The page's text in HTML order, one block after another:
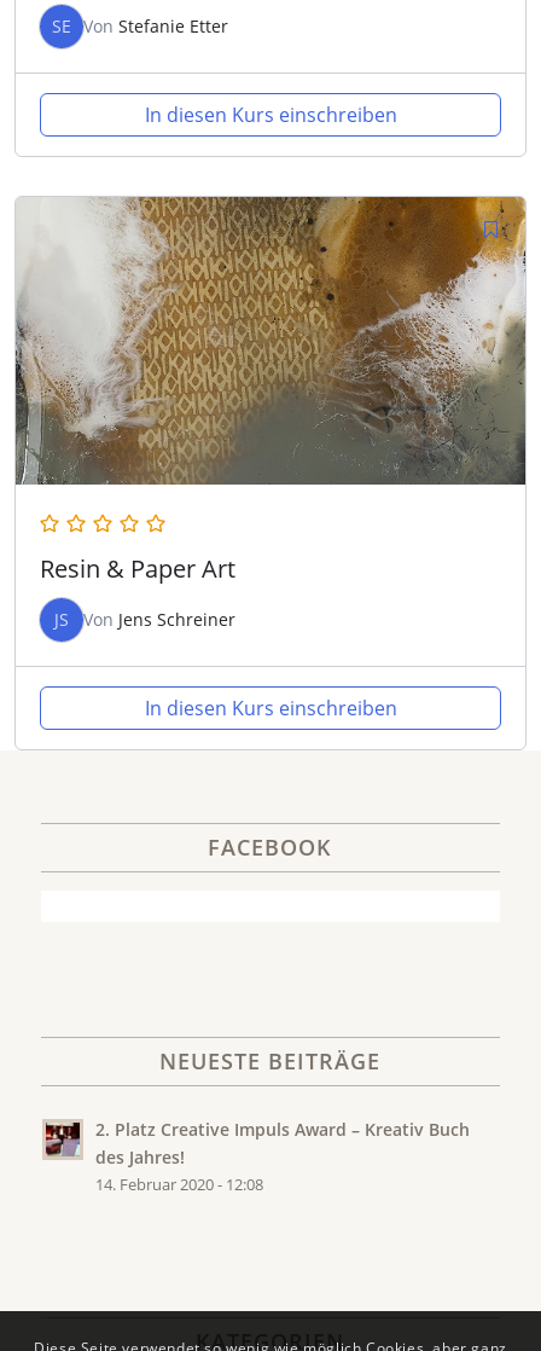
SE Von Stefanie Etter
In diesen Kurs einschreiben
Resin & Paper Art
JS Von Jens Schreiner
In diesen Kurs einschreiben
FACEBOOK
NEUESTE BEITRÄGE
2. Platz Creative Impuls Award – Kreativ Buch
des Jahres!
14. Februar 2020 - 12:08
KATEGORIEN